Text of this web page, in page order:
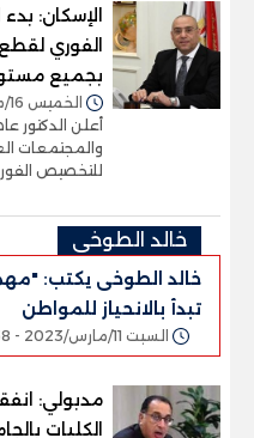
الإسكان:
الفوري
بجميع
الخميس 16/مارس/2023 - 10:46 ص
أعلن الدكتور
والمجتمعات
للتخصيص
خالد الطوخى
خالد الطوخى يكتب:
تبدأ بالانحياز للمواطن
السبت 11/مارس/2023 - 11:58 ص
الكليات